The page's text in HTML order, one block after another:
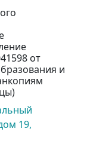
от
и
19,